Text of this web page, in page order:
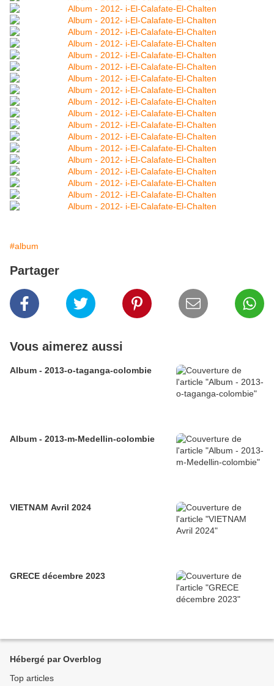
#album
Partager
Vous aimerez aussi
Album - 2013-o-taganga-colombie
Album - 2013-m-Medellin-colombie
VIETNAM Avril 2024
GRECE décembre 2023
Hébergé par Overblog
Top articles